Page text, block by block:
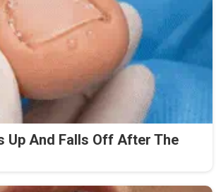
Up And Falls Off After The